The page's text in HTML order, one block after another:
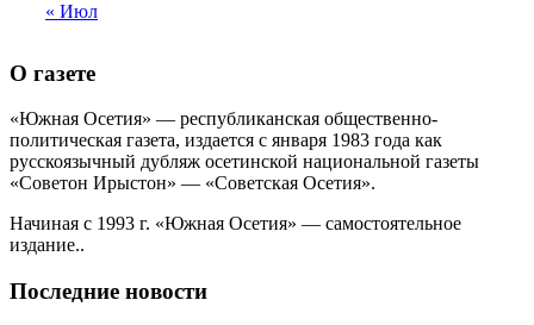
« Июл
О газете
«Южная Осетия» — республиканская общественно-
политическая газета, издается с января 1983 года как
русскоязычный дубляж осетинской национальной газеты
«Советон Ирыстон» — «Советская Осетия».
Начиная с 1993 г. «Южная Осетия» — самостоятельное
издание..
Последние новости